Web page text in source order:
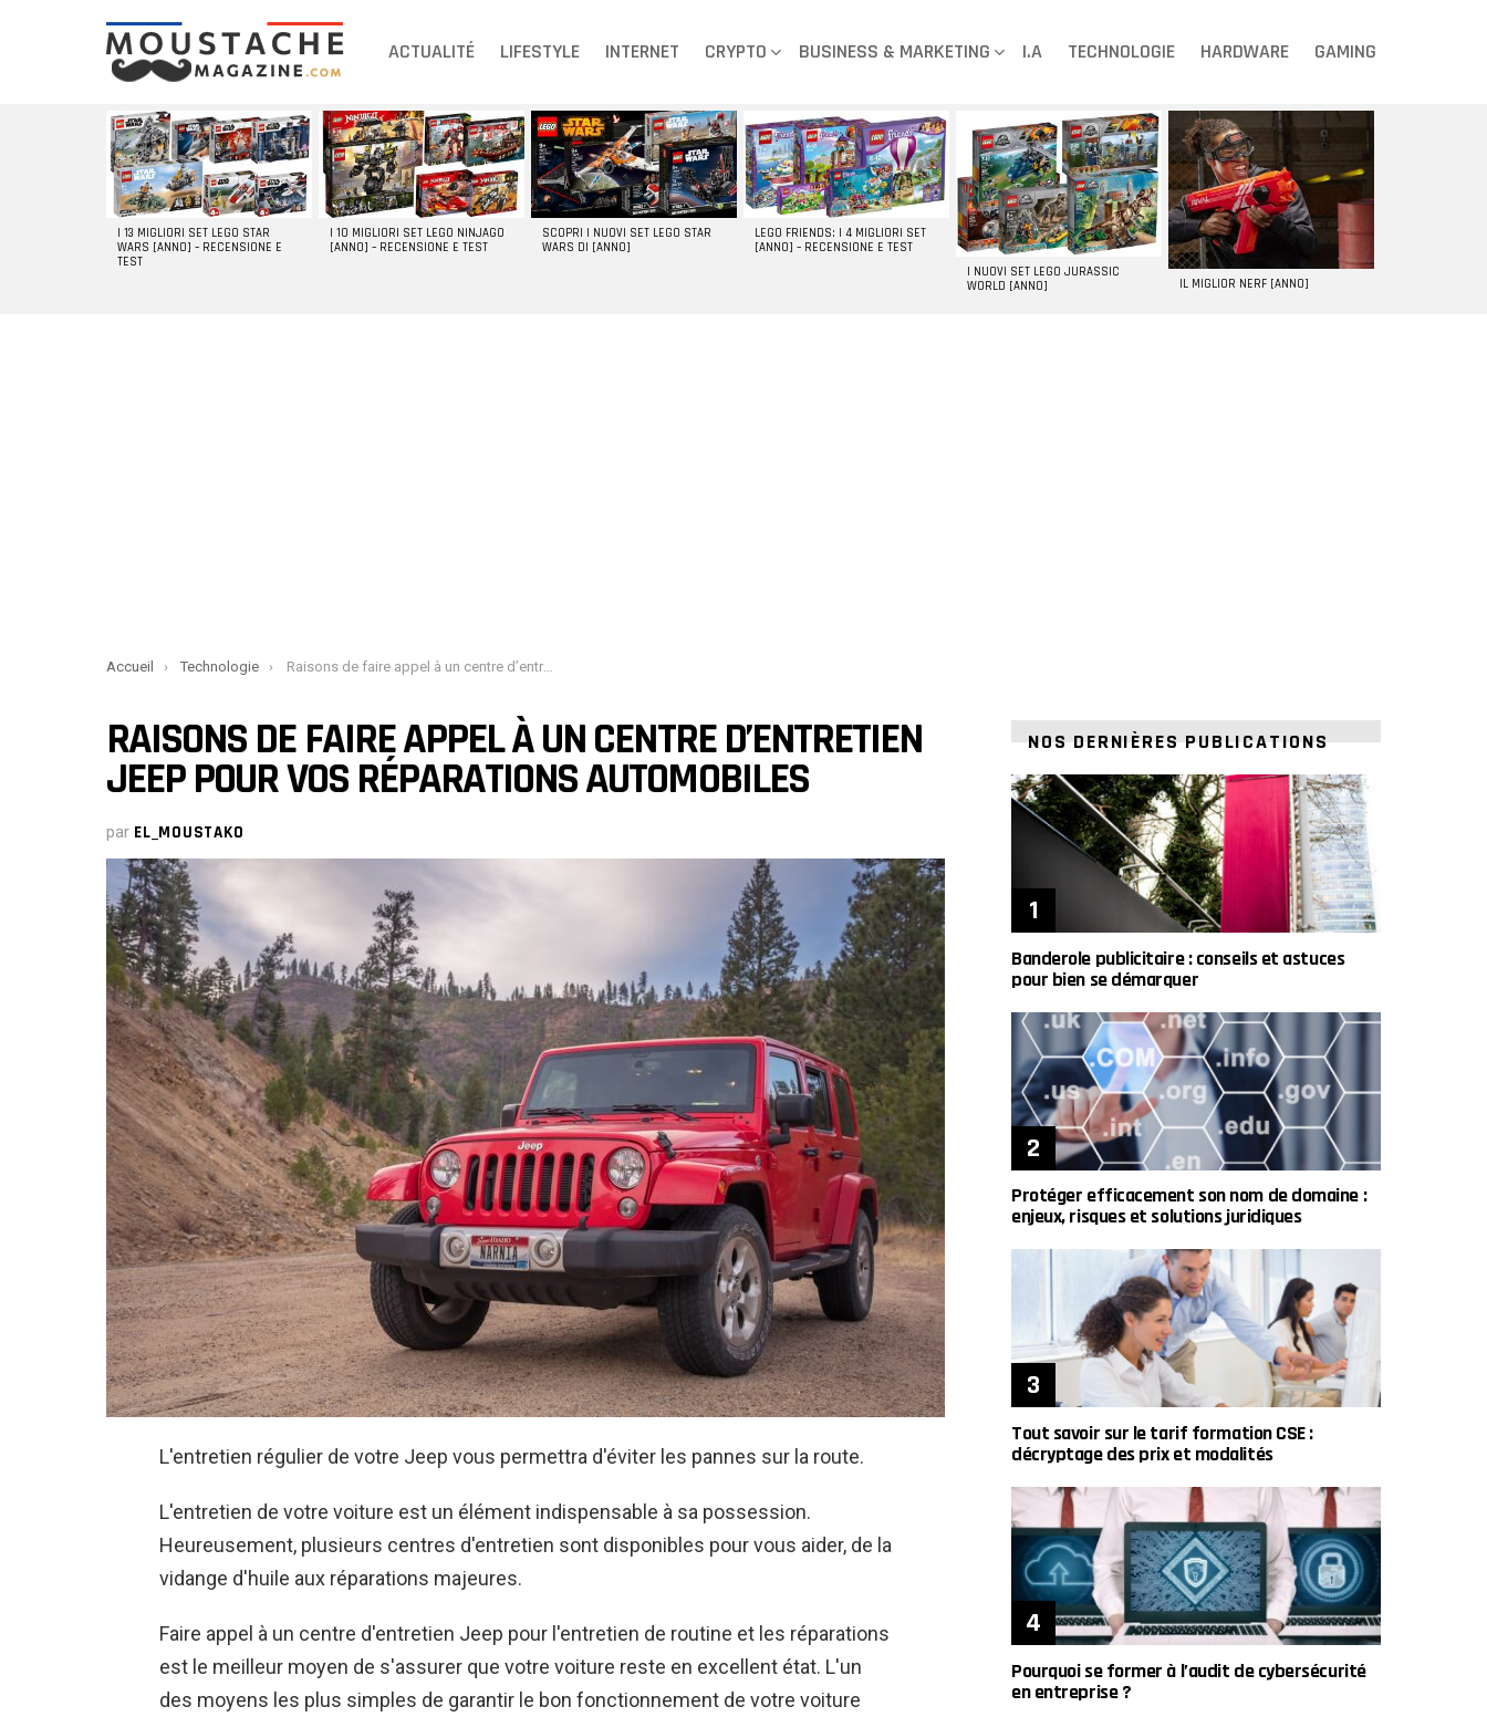
ACTUALITÉ LIFESTYLE INTERNET CRYPTO BUSINESS & MARKETING I.A TECHNOLOGIE HARDWARE GAMING
DERNIERS
ARTICLES
I 13 MIGLIORI SET LEGO STAR
WARS [ANNO] – RECENSIONE E
TEST
I 10 MIGLIORI SET LEGO NINJAGO
[ANNO] – RECENSIONE E TEST
SCOPRI I NUOVI SET LEGO STAR
WARS DI [ANNO]
LEGO FRIENDS: I 4 MIGLIORI SET
[ANNO] – RECENSIONE E TEST
I NUOVI SET LEGO JURASSIC
WORLD [ANNO]
IL MIGLIOR NERF [ANNO]
You are here:
Accueil Technologie Raisons de faire appel à un centre d’entretien Jeep pour vos réparations automobiles
RAISONS DE FAIRE APPEL À UN CENTRE D’ENTRETIEN
JEEP POUR VOS RÉPARATIONS AUTOMOBILES
par EL_MOUSTAKO
L'entretien régulier de votre Jeep vous permettra d'éviter les pannes sur la route.
L'entretien de votre voiture est un élément indispensable à sa possession.
Heureusement, plusieurs centres d'entretien sont disponibles pour vous aider, de la
vidange d'huile aux réparations majeures.
Faire appel à un centre d'entretien Jeep pour l'entretien de routine et les réparations
est le meilleur moyen de s'assurer que votre voiture reste en excellent état. L'un
des moyens les plus simples de garantir le bon fonctionnement de votre voiture
NOS DERNIÈRES PUBLICATIONS
Banderole publicitaire : conseils et astuces
pour bien se démarquer
Protéger efficacement son nom de domaine :
enjeux, risques et solutions juridiques
Tout savoir sur le tarif formation CSE :
décryptage des prix et modalités
Pourquoi se former à l’audit de cybersécurité
en entreprise ?